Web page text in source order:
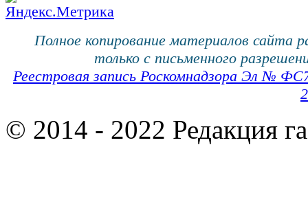
Полное копирование материалов сайта
только с письменного
Реестровая запись Роскомнадзора Эл №
© 2014 - 2022 Редакция